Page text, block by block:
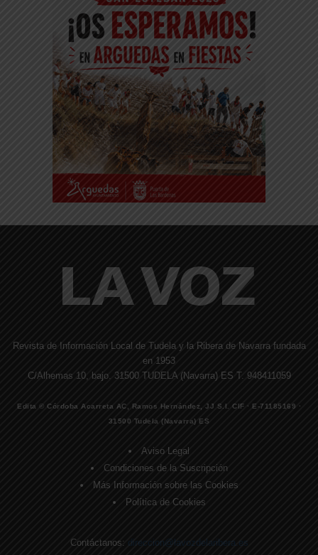
Revista de Información Local de Tudela y la Ribera de Navarra fundada
en 1953
C/Alhemas 10, bajo. 31500 TUDELA (Navarra) ES T. 948411059
Edita © Córdoba Acarreta AC, Ramos Hernández, JJ S.I. CIF · E-71185169 ·
31500 Tudela (Navarra) ES
Aviso Legal
Condiciones de la Suscripción
Más Información sobre las Cookies
Política de Cookies
Contáctanos: direccion@lavozdelaribera.es